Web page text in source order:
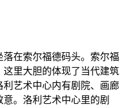
在索尔福德码头。索尔福
里大胆的体现了当代建筑
艺术中心内有剧院、画廊
。洛利艺术中心里的剧